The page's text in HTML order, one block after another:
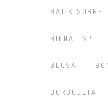
BATIK SOBRE
BIENAL SP
BLUSA
BORBOLETA